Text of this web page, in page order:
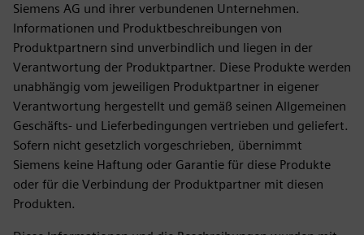
Siemens AG und ihrer verbundenen Unternehmen.
Informationen und Produktbeschreibungen von
Produktpartnern sind unverbindlich und liegen in der
Verantwortung der Produktpartner. Diese Produkte werden
unabhängig vom jeweiligen Produktpartner in eigener
Verantwortung hergestellt und gemäß seinen Allgemeinen
Geschäfts- und Lieferbedingungen vertrieben und geliefert.
Sofern nicht gesetzlich vorgeschrieben, übernimmt
Siemens keine Haftung oder Garantie für diese Produkte
oder für die Verbindung der Produktpartner mit diesen
Produkten.